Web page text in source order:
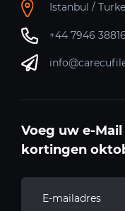
Istanbul /
+44 7946
Voeg uw e-
kortingen